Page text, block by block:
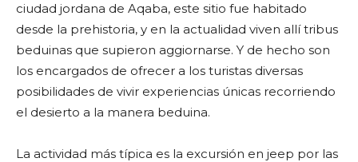
ciudad jordana de Aqaba, este sitio fue habitado
desde la prehistoria, y en la actualidad viven allí tribus
beduinas que supieron aggiornarse. Y de hecho son
los encargados de ofrecer a los turistas diversas
posibilidades de vivir experiencias únicas recorriendo
el desierto a la manera beduina.
La actividad más típica es la excursión en jeep por las